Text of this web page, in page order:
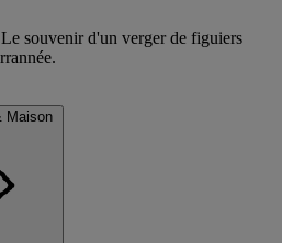
souvenir d'un verger de figuiers
Maison